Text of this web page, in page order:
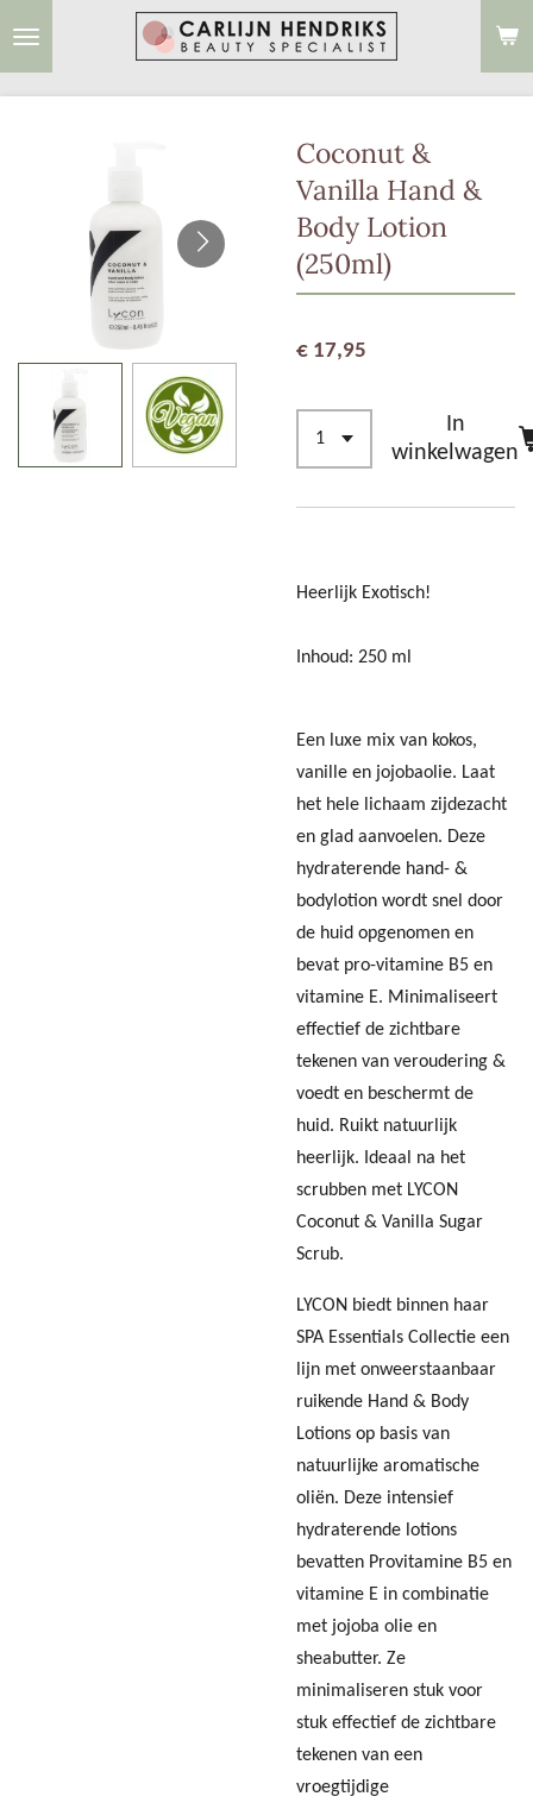
Ga
Coconut &
Vanilla Hand &
Body Lotion
(250ml)
€ 17,95
In
winkelwagen
Heerlijk Exotisch!
Inhoud: 250 ml
Een luxe mix van kokos,
vanille en jojobaolie. Laat
het hele lichaam zijdezacht
en glad aanvoelen. Deze
hydraterende hand- &
bodylotion wordt snel door
de huid opgenomen en
bevat pro-vitamine B5 en
vitamine E. Minimaliseert
effectief de zichtbare
tekenen van veroudering &
voedt en beschermt de
huid. Ruikt natuurlijk
heerlijk. Ideaal na het
scrubben met LYCON
Coconut & Vanilla Sugar
Scrub.
LYCON biedt binnen haar
SPA Essentials Collectie een
lijn met onweerstaanbaar
ruikende Hand & Body
Lotions op basis van
natuurlijke aromatische
oliën. Deze intensief
hydraterende lotions
bevatten Provitamine B5 en
vitamine E in combinatie
met jojoba olie en
sheabutter. Ze
minimaliseren stuk voor
stuk effectief de zichtbare
tekenen van een
vroegtijdige